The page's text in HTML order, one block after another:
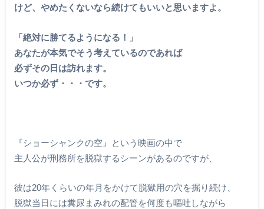
けど、やめたくないなら続けてもいいと思いますよ。
「絶対に勝てるようになる！」
あなたが本気でそう考えているのであれば
必ずその日は訪れます。
いつか必ず・・・です。
『ショーシャンクの空』という映画の中で
主人公が刑務所を脱獄するシーンがあるのですが、
彼は20年くらいの年月をかけて脱獄用の穴を掘り続け、
脱獄当日には糞尿まみれの配管を何度も嘔吐しながら